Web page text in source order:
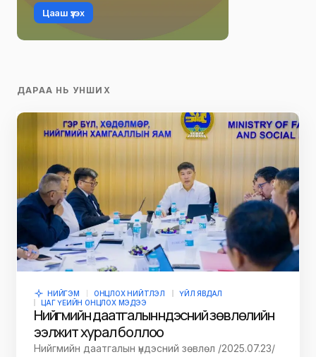
Цааш үзэх
ДАРАА НЬ УНШИХ
НИЙГЭМ ОНЦЛОХ НИЙТЛЭЛ
ҮЙЛ ЯВДАЛ
ЦАГ ҮЕИЙН ОНЦЛОХ МЭДЭЭ
Нийгмийн даатгалын үндэсний зөвлөлийн
ээлжит хурал боллоо
Нийгмийн даатгалын үндэсний зөвлөл /2025.07.23/